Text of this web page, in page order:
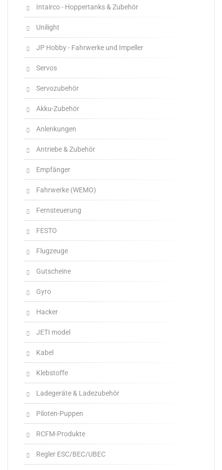
Intairco - Hoppertanks & Zubehör
Unilight
JP Hobby - Fahrwerke und Impeller
Servos
Servozubehör
Akku-Zubehör
Anlenkungen
Antriebe & Zubehör
Empfänger
Fahrwerke (WEMO)
Fernsteuerung
FESTO
Flugzeuge
Gutscheine
Gyro
Hacker
JETI model
Kabel
Klebstoffe
Ladegeräte & Ladezubehör
Piloten-Puppen
RCFM-Produkte
Regler ESC/BEC/UBEC